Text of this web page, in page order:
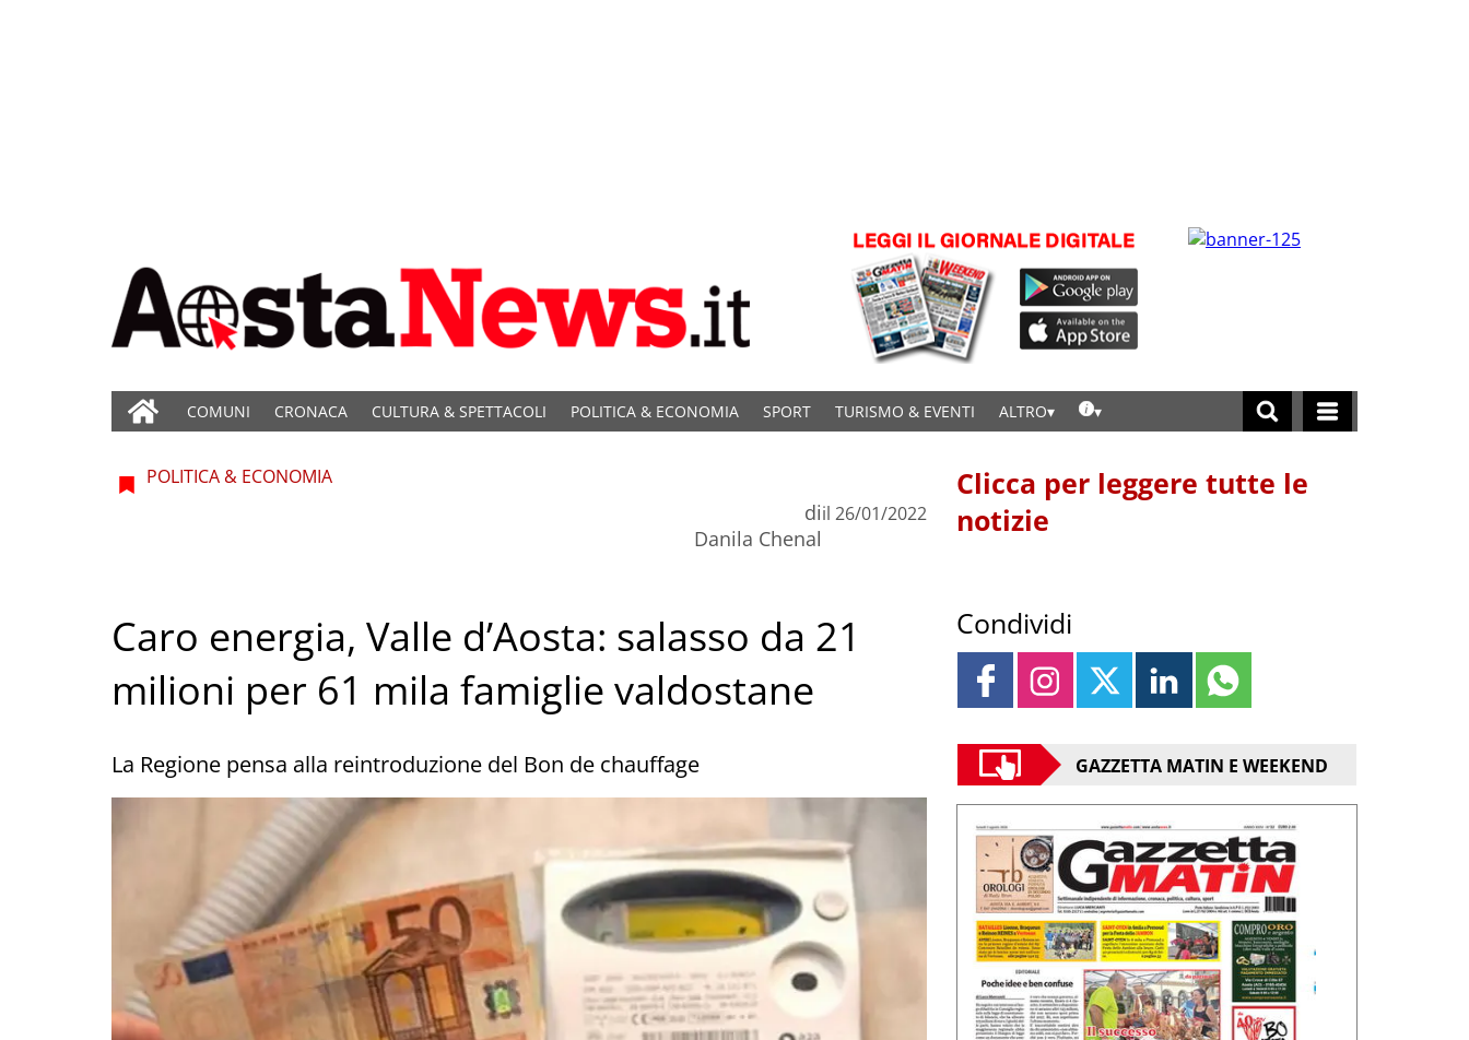
COMUNI CRONACA CULTURA & SPETTACOLI POLITICA & ECONOMIA SPORT TURISMO & EVENTI ALTRO
POLITICA & ECONOMIA
di
Danila Chenal
il 26/01/2022
Caro energia, Valle d’Aosta: salasso da 21
milioni per 61 mila famiglie valdostane
La Regione pensa alla reintroduzione del Bon de chauffage
Clicca per leggere tutte le
notizie
Condividi
GAZZETTA MATIN E WEEKEND